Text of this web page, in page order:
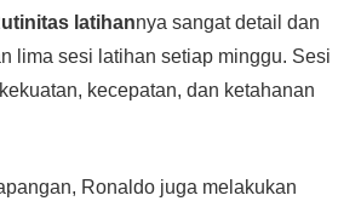
latihannya sangat detail dan
lima sesi latihan setiap minggu. Sesi
kecepatan, dan ketahanan
Ronaldo juga melakukan